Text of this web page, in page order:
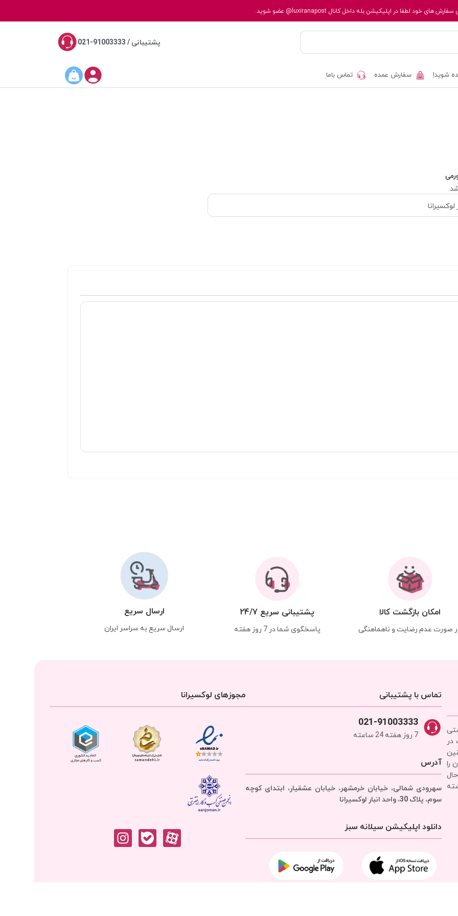
سفارش های خود لطفا در اپلیکیشن بله داخل کانال@luxiranapost عضو شوید.
پشتیبانی / 91003333-021
شوید! سفارش عمده تماس باما
امکان بازگشت کالا
صورت عدم رضایت و ناهماهنگی
پشتیبانی سریع 24/7
پاسخگوی شما در 7 روز هفته
ارسال سریع
ارسال سریع به سراسر ایران
در
را
تماس با پشتیبانی
021-91003333
7 روز هفته 24 ساعته
آدرس
سهرودی شمالی، خیابان خرمشهر، خیابان عشقیار، ابتدای کوچه
سوم، پلاک 30، واحد انبار
لوکسیرانا
دانلود اپلیکیشن سیلانه سبز
مجوزهای لوکسیرانا